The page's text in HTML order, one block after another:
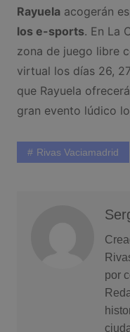
Rayuelaacogerán
los e-sports. En La
zona de juego libre
virtual los días 26,
que Rayuela
gran evento lúdico
Rivas Vaciamadrid
por